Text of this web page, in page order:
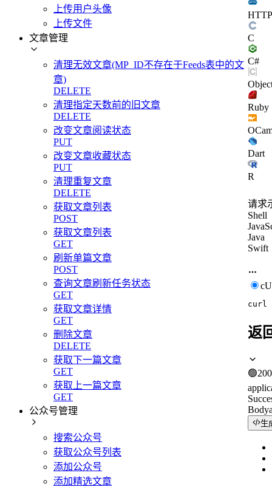
上传用户头像
上传文件
文章管理
清理无效文章(MP_ID不存在于Feeds表中的文
章)
DELETE
清理指定天数前的旧文章
DELETE
改变文章阅读状态
PUT
改变文章收藏状态
PUT
清理重复文章
DELETE
获取文章列表
POST
获取文章列表
GET
刷新单篇文章
POST
查询文章刷新任务状态
GET
获取文章详情
GET
删除文章
DELETE
获取下一篇文章
GET
获取上一篇文章
GET
公众号管理
搜索公众号
获取公众号列表
添加公众号
添加精选文章
HTTP
C
C#
Ruby
Dart
R
请求
Shell
Java
Swift
curl
返
🟢200
Body
生